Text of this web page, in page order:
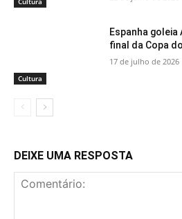
Cultura
Espanha goleia
final da Copa
17 de julho de 2026
DEIXE UMA RESPOSTA